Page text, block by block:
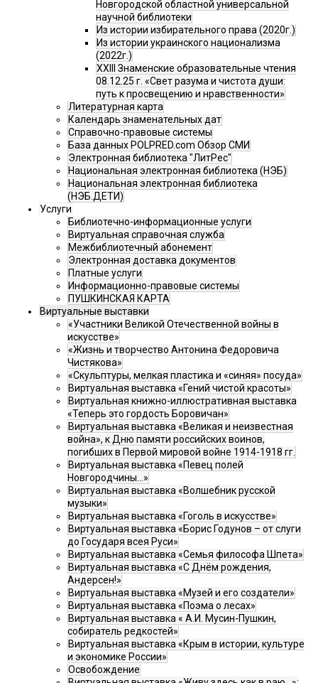
Новгородской областной универсальной
научной библиотеки
Из истории избирательного права (2020г.)
Из истории украинского национализма
(2022г.)
XXIII Знаменские образовательные чтения
08.12.25 г. «Свет разума и чистота души:
путь к просвещению и нравственности»
Литературная карта
Календарь знаменательных дат
Справочно-правовые системы
База данных POLPRED.com Обзор СМИ
Электронная библиотека "ЛитРес"
Национальная электронная библиотека (НЭБ)
Национальная электронная библиотека
(НЭБ.ДЕТИ)
Услуги
Библиотечно-информационные услуги
Виртуальная справочная служба
Межбиблиотечный абонемент
Электронная доставка документов
Платные услуги
Информационно-правовые системы
ПУШКИНСКАЯ КАРТА
Виртуальные выставки
«Участники Великой Отечественной войны в
искусстве»
«Жизнь и творчество Антонина Федоровича
Чистякова»
«Скульптуры, мелкая пластика и «синяя» посуда»
Виртуальная выставка «Гений чистой красоты»
Виртуальная книжно-иллюстративная выставка
«Теперь это гордость Боровичан»
Виртуальная выставка «Великая и неизвестная
война», к Дню памяти российских воинов,
погибших в Первой мировой войне 1914-1918 гг.
Виртуальная выставка «Певец полей
Новгородчины…»
Виртуальная выставка «Волшебник русской
музыки»
Виртуальная выставка «Гоголь в искусстве»
Виртуальная выставка «Борис Годунов – от слуги
до Государя всея Руси»
Виртуальная выставка «Семья философа Шпета»
Виртуальная выставка «С Днём рождения,
Андерсен!»
Виртуальная выставка «Музей и его создатели»
Виртуальная выставка «Поэма о лесах»
Виртуальная выставка « А.И. Мусин-Пушкин,
собиратель редкостей»
Виртуальная выставка «Крым в истории, культуре
и экономике России»
Освобождение